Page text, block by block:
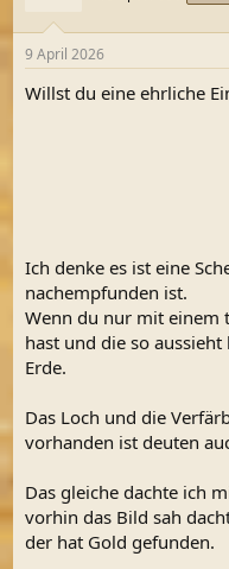
9 April 2026
Willst du eine ehrliche
Ich denke es ist eine
nachempfunden ist.
Wenn du nur mit einem
hast und die so
Erde.
Das Loch und die
vorhanden ist deuten
Das gleiche dachte ich
vorhin das Bild sah
der hat Gold gefunden.